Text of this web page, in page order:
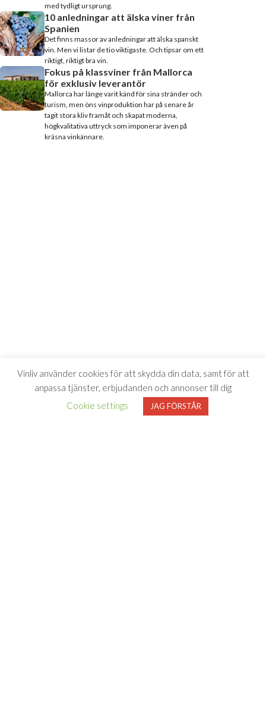
med tydligt ursprung.
10 anledningar att älska viner från
Spanien
Det finns massor av anledningar att älska spanskt
vin. Men vi listar de tio viktigaste. Och tipsar om ett
riktigt, riktigt bra vin.
Fokus på klassviner från Mallorca
för exklusiv leverantör
Mallorca har länge varit känd för sina stränder och
turism, men öns vinproduktion har på senare år
tagit stora kliv framåt och skapat moderna,
högkvalitativa uttryck som imponerar även på
kräsna vinkännare.
Vinliv använder cookies för att skydda din data, samt för att
anpassa tjänster, erbjudanden och annonser till dig
Cookie settings
JAG FÖRSTÅR